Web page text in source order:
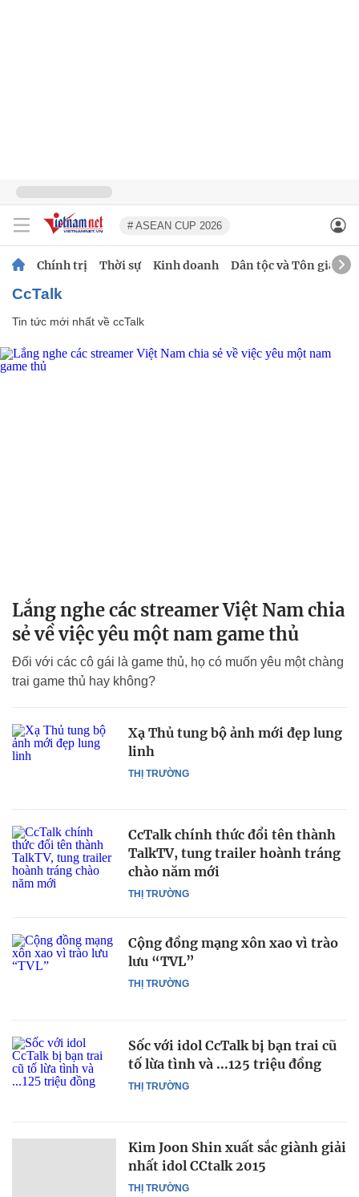
# ASEAN CUP 2026
Chính trị Thời sự Kinh doanh Dân tộc và Tôn giáo
ccTalk
Tin tức mới nhất về ccTalk
Lắng nghe các streamer Việt Nam chia
sẻ về việc yêu một nam game thủ
Đối với các cô gái là game thủ, họ có muốn yêu một chàng
trai game thủ hay không?
THỊ TRƯỜNG
Xạ Thủ tung bộ ảnh mới đẹp lung
linh
THỊ TRƯỜNG
CcTalk chính thức đổi tên thành
TalkTV, tung trailer hoành tráng
chào năm mới
THỊ TRƯỜNG
Cộng đồng mạng xôn xao vì trào
lưu “TVL”
THỊ TRƯỜNG
Sốc với idol CcTalk bị bạn trai cũ
tố lừa tình và ...125 triệu đồng
THỊ TRƯỜNG
Kim Joon Shin xuất sắc giành giải
nhất idol CCtalk 2015